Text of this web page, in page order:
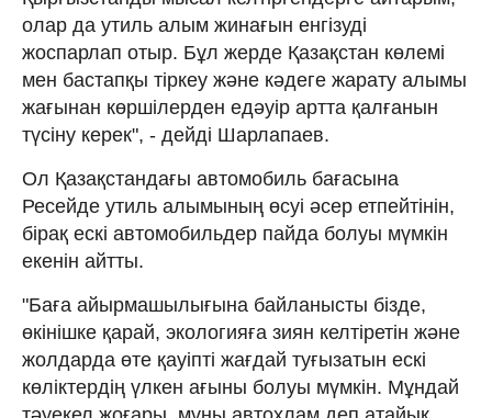
олар да утиль алым жинағын енгізуді
жоспарлап отыр. Бұл жерде Қазақстан көлемі
мен бастапқы тіркеу және кәдеге жарату алымы
жағынан көршілерден едәуір артта қалғанын
түсіну керек", - дейді Шарлапаев.
Ол Қазақстандағы автомобиль бағасына
Ресейде утиль алымының өсуі әсер етпейтінін,
бірақ ескі автомобильдер пайда болуы мүмкін
екенін айтты.
"Баға айырмашылығына байланысты бізде,
өкінішке қарай, экологияға зиян келтіретін және
жолдарда өте қауіпті жағдай туғызатын ескі
көліктердің үлкен ағыны болуы мүмкін. Мұндай